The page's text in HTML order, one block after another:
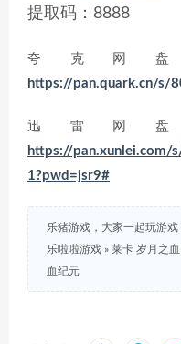
提取码：8888
夸克网
https://pan.quark.cn/s/
迅雷网
https://pan.xunlei.com/
1?pwd=jsr9#
乐猪游戏，大家一起玩游戏
乐啦啦游戏 » 莱卡 岁月之
血纪元